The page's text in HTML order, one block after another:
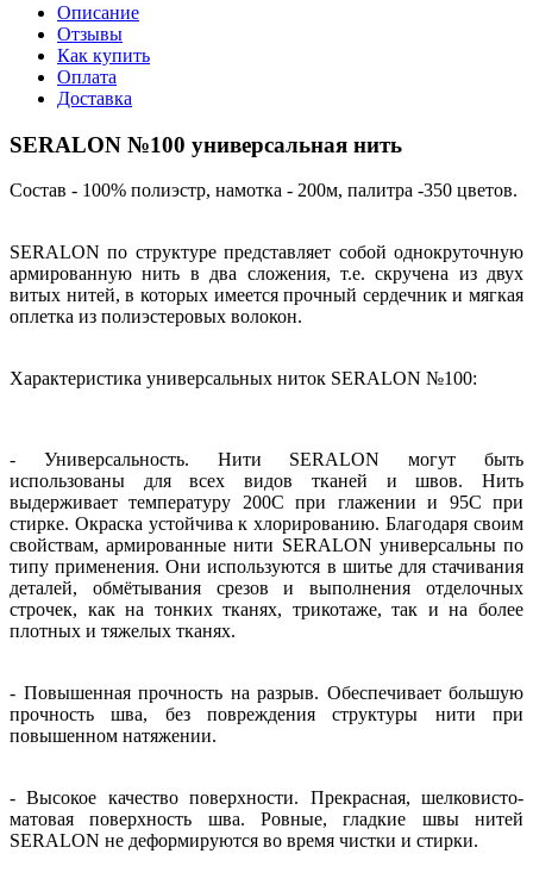
Описание
Отзывы
Как купить
Оплата
Доставка
SERALON №100 универсальная нить
Состав - 100% полиэстр, намотка - 200м, палитра -350 цветов.
SERALON по структуре представляет собой однокруточную
армированную нить в два сложения, т.е. скручена из двух
витых нитей, в которых имеется прочный сердечник и мягкая
оплетка из полиэстеровых волокон.
Характеристика универсальных ниток SERALON №100:
- Универсальность. Нити SERALON могут быть
использованы для всех видов тканей и швов. Нить
выдерживает температуру 200С при глажении и 95С при
стирке. Окраска устойчива к хлорированию. Благодаря своим
свойствам, армированные нити SERALON универсальны по
типу применения. Они используются в шитье для стачивания
деталей, обмётывания срезов и выполнения отделочных
строчек, как на тонких тканях, трикотаже, так и на более
плотных и тяжелых тканях.
- Повышенная прочность на разрыв. Обеспечивает большую
прочность шва, без повреждения структуры нити при
повышенном натяжении.
- Высокое качество поверхности. Прекрасная, шелковисто-
матовая поверхность шва. Ровные, гладкие швы нитей
SERALON не деформируются во время чистки и стирки.